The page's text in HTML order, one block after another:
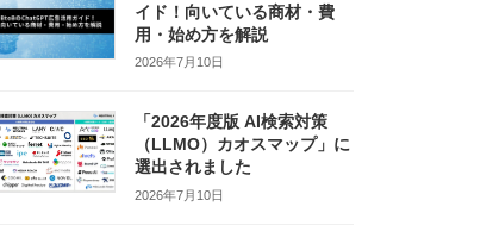
イド！向いている商材・費
用・始め方を解説
2026年7月10日
「2026年度版 AI検索対策
（LLMO）カオスマップ」に
選出されました
2026年7月10日